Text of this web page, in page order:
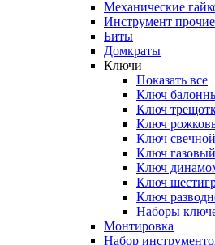
Механические
Инструмент прочиe
Биты
Домкраты
Ключи
Показать все
Ключ
Ключ
Ключ
Ключ свечной
Ключ газовый
Ключ
Ключ
Ключ
Наборы
Монтировка
Набор